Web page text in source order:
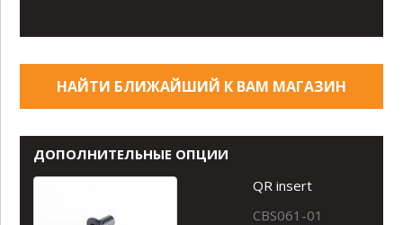
НАЙТИ БЛИЖАЙШИЙ К ВАМ МАГАЗИН
ДОПОЛНИТЕЛЬНЫЕ ОПЦИИ
QR insert
CBS061-01